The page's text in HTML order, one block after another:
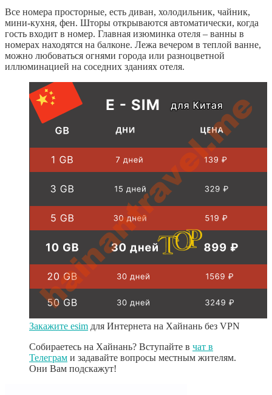
Все номера просторные, есть диван, холодильник, чайник,
мини-кухня, фен. Шторы открываются автоматически, когда
гость входит в номер. Главная изюминка отеля – ванны в
номерах находятся на балконе. Лежа вечером в теплой ванне,
можно любоваться огнями города или разноцветной
иллюминацией на соседних зданиях отеля.
Закажите esim для Интернета на Хайнань без VPN
Собираетесь на Хайнань? Вступайте в чат в
Телеграм и задавайте вопросы местным жителям.
Они Вам подскажут!